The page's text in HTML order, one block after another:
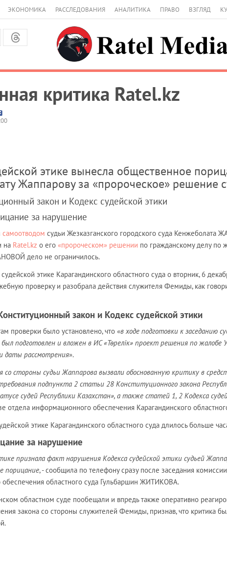
ЭКОНОМИКА РАССЛЕДОВАНИЯ АНАЛИТИКА ПРАВО ВЗГЛЯД
критика Ratel.kz
этике вынесла общественное
Жаппарову за «пророческое» решение
закон и Кодекс судейской этики
за нарушение
самоотводом судьи Жезказганского городского суда Кенжеболата
на Ratel.kz о его «пророческом» решении по гражданскому делу по
дело не ограничилось.
этике Карагандинского областного суда о вторник, 6
проверку и разобрала действия служителя Фемиды, как
закон и Кодекс судейской этики
проверки было установлено, что «в ходе подготовки к заседанию
подготовлен и вложен в ИС «Төрелік» проект решения по жалобе
даты рассмотрения».
стороны судьи Жаппарова вызвали обоснованную критику в
подпункта 2 статьи 28 Конституционного закона
судей Республики Казахстан», а также статей 1, 2 Кодекса
отдела информационного обеспечения Карагандинского
этике Карагандинского областного суда длилось больше
за нарушение
признала факт нарушения Кодекса судейской этики судьей
порицание, - сообщила по телефону сразу после заседания
областного суда Гульбаршин ЖИТИКОВА.
областном суде пообещали и впредь также оперативно
закона со стороны служителей Фемиды, признав, что критика